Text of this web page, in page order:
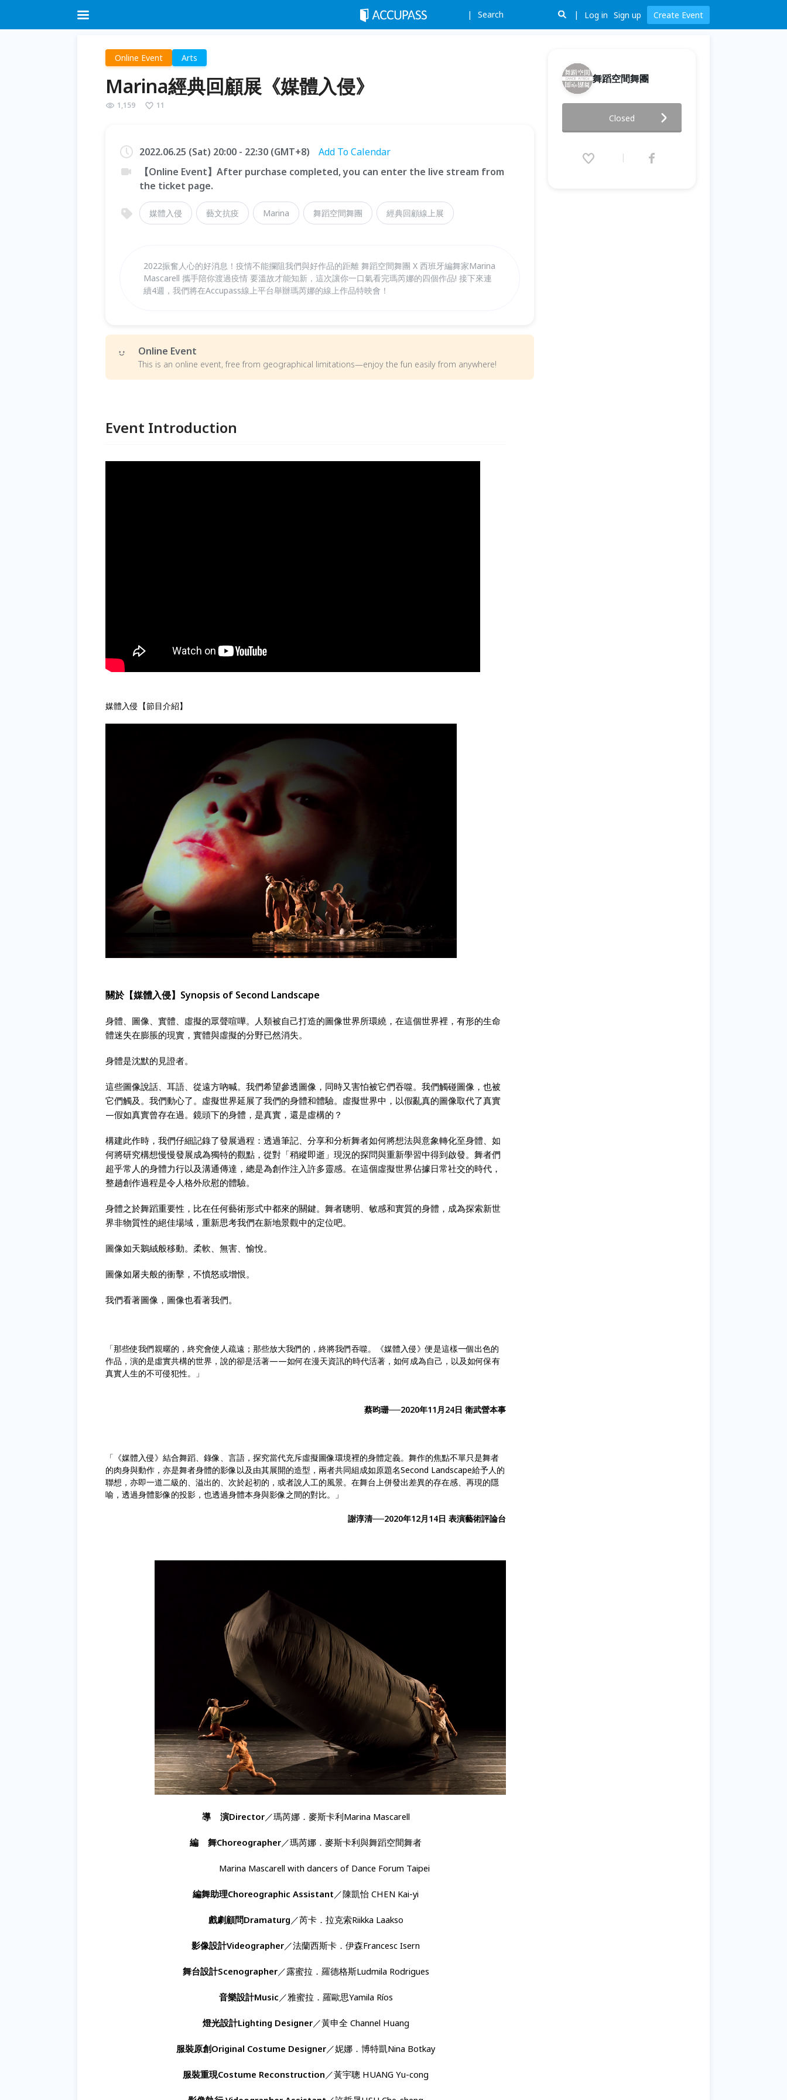
Search Log in Sign up Create Event
Online Event Arts
Marina經典回顧展《媒體入侵》
1,159 11
2022.06.25 (Sat) 20:00 - 22:30 (GMT+8)
Add To Calendar
【Online Event】After purchase completed, you can enter the live stream from
the ticket page.
媒體入侵 藝文抗疫 Marina 舞蹈空間舞團 經典回顧線上展
2022振奮人心的好消息！疫情不能攔阻我們與好作品的距離 舞蹈空間舞團 X 西班牙編舞家Marina
Mascarell 攜手陪你渡過疫情 要溫故才能知新，這次讓你一口氣看完瑪芮娜的四個作品! 接下來連
續4週，我們將在Accupass線上平台舉辦瑪芮娜的線上作品特映會！
Online Event
This is an online event, free from geographical limitations—enjoy the fun easily from anywhere!
Event Introduction
媒體入侵【節目介紹】
關於【媒體入侵】Synopsis of Second Landscape
身體、圖像、實體、虛擬的眾聲喧嘩。人類被自己打造的圖像世界所環繞，在這個世界裡，有形的生命
體迷失在膨脹的現實，實體與虛擬的分野已然消失。
身體是沈默的見證者。
這些圖像說話、耳語、從遠方吶喊。我們希望參透圖像，同時又害怕被它們吞噬。我們觸碰圖像，也被
它們觸及。我們動心了。 虛擬世界延展了我們的身體和體驗。虛擬世界中，以假亂真的圖像取代了真實
—假如真實曾存在過。鏡頭下的身體，是真實，還是虛構的？
構建此作時，我們仔細記錄了發展過程：透過筆記、分享和分析舞者如何將想法與意象轉化至身體、如
何將研究構想慢慢發展成為獨特的觀點，從對「稍縱即逝」現況的探問與重新學習中得到啟發。舞者們
超乎常人的身體力行以及溝通傳達，總是為創作注入許多靈感。在這個虛擬世界佔據日常社交的時代，
整趟創作過程是令人格外欣慰的體驗。
身體之於舞蹈重要性，比在任何藝術形式中都來的關鍵。舞者聰明、敏感和實質的身體，成為探索新世
界非物質性的絕佳場域，重新思考我們在新地景觀中的定位吧。
圖像如天鵝絨般移動。柔軟、無害、愉悅。
圖像如屠夫般的衝擊，不憤怒或增恨。
我們看著圖像，圖像也看著我們。
「那些使我們親暱的，終究會使人疏遠；那些放大我們的，終將我們吞噬。《媒體入侵》便是這樣一個出色的
作品，演的是虛實共構的世界，說的卻是活著——如何在漫天資訊的時代活著，如何成為自己，以及如何保有
真實人生的不可侵犯性。」
蔡昀珊──2020年11月24日 衛武營本事
「《媒體入侵》結合舞蹈、錄像、言語，探究當代充斥虛擬圖像環境裡的身體定義。舞作的焦點不單只是舞者
的肉身與動作，亦是舞者身體的影像以及由其展開的造型，兩者共同組成如原題名Second Landscape給予人的
聯想，亦即一道二級的、溢出的、次於起初的，或者說人工的風景。在舞台上併發出差異的存在感、再現的隱
喻，透過身體影像的投影，也透過身體本身與影像之間的對比。」
謝淳清──2020年12月14日 表演藝術評論台
導 演Director／瑪芮娜． 麥斯卡利Marina Mascarell
編 舞Choreographer／瑪芮娜 ． 麥斯卡利與舞蹈空間舞者
Marina Mascarell with dancers of Dance Forum Taipei
編舞助理Choreographic Assistant／陳凱怡 CHEN Kai-yi
戲劇顧問Dramaturg／芮卡． 拉克索Riikka Laakso
影像設計Videographer／法蘭西斯卡 ． 伊森Francesc Isern
舞台設計Scenographer／露蜜拉 ． 羅德格斯Ludmila Rodrigues
音樂設計Music／雅蜜拉 ． 羅歐思Yamila Ríos
燈光設計Lighting Designer／黃申全 Channel Huang
服裝原創Original Costume Designer／妮娜 ． 博特凱Nina Botkay
服裝重現Costume Reconstruction／黃宇聰 HUANG Yu-cong
舞蹈空間舞團
2022.06.25 (Sat) 20:00 - 22:30
(GMT+8)
Closed